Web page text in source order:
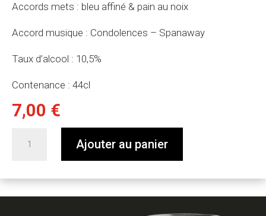
Accords mets : bleu affiné & pain au noix
Accord musique : Condolences – Spanaway
Taux d’alcool : 10,5%
Contenance : 44cl
7,00 €
Flower
-
Ajouter au panier